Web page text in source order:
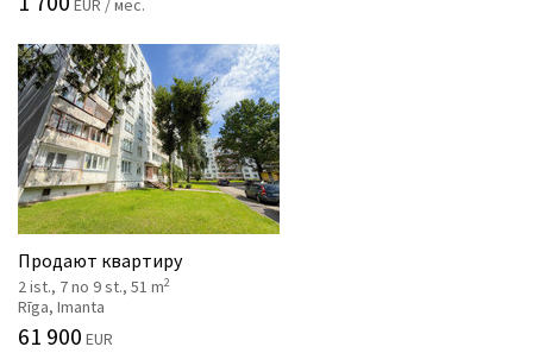
EUR / мес.
Продают квартиру
2 ist., 7 no 9 st., 51 m2
Rīga, Imanta
61 900 EUR